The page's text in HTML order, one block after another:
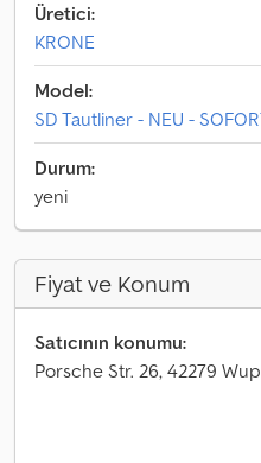
Üretici:
KRONE
Model:
SD Tautliner - NEU -
Durum:
yeni
Fiyat ve Konum
Satıcının konumu:
Porsche Str. 26, 42279